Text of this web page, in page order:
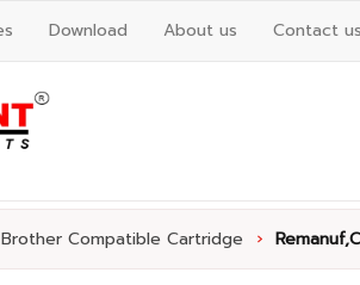
Download About us Contact us
Brother Compatible Cartridge ›